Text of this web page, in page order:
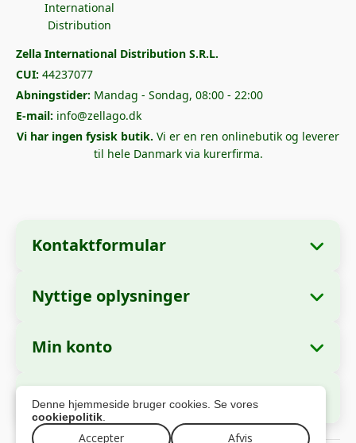
Denne hjemmeside bruger cookies. Se vores
cookiepolitik
Accepter Afvis
Zella International Distribution S.R.L.
CUI: 44237077
Abningstider: Mandag - Sondag, 08:00 - 22:00
E-mail: info@zellago.dk
Vi har ingen fysisk butik. Vi er en ren onlinebutik og leverer
til hele Danmark via kurerfirma.
Kontaktformular
Virksomhedsoplysninger
Virksomhedsnavn:
Distribution S.R.L.
Hovedkontor:Strada Cuza Voda nr. 97,
Sector 4, Bucuresti, 040283, Romania
Skatteidentifikationsnummer (CUI):
Nyttige oplysninger
Hvordan bestiller man?
Betalingsmetoder
Forsendelsesoplysninger
Min konto
Mine ordrer
Personlige oplysninger
Adresser
Sikker betaling